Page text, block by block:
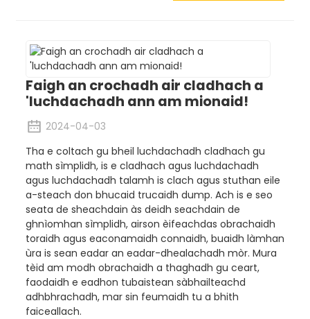
Faigh an crochadh air cladhach a
'luchdachadh ann am mionaid!
2024-04-03
Tha e coltach gu bheil luchdachadh cladhach gu
math sìmplidh, is e cladhach agus luchdachadh
agus luchdachadh talamh is clach agus stuthan eile
a-steach don bhucaid trucaidh dump. Ach is e seo
seata de sheachdain às deidh seachdain de
ghnìomhan sìmplidh, airson èifeachdas obrachaidh
toraidh agus eaconamaidh connaidh, buaidh làmhan
ùra is sean eadar an eadar-dhealachadh mòr. Mura
tèid am modh obrachaidh a thaghadh gu ceart,
faodaidh e eadhon tubaistean sàbhailteachd
adhbhrachadh, mar sin feumaidh tu a bhith
faiceallach.